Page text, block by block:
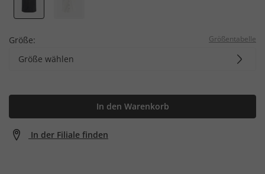
Größe: Größentabelle
Größe wählen
In den Warenkorb
In der Filiale finden